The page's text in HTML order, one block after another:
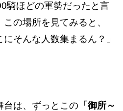
騎ほどの軍勢だったと言
の場所を見てみると、
にそんな人数集まるん？」
台は、ずっとこの 「御所～